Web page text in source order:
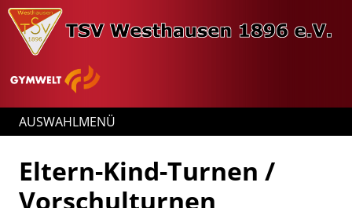
AUSWAHLMENÜ
Eltern-Kind-Turnen /
Vorschulturnen